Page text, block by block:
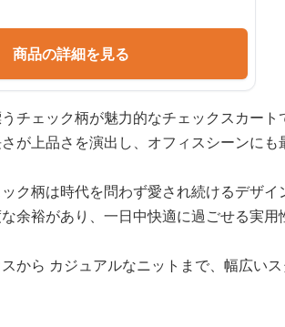
商品の詳細を見る
チェック柄が魅力的なチェックスカート
が上品さを演出し、オフィスシーンにも
ク柄は時代を問わず愛され続けるデザ
余裕があり、一日中快適に過ごせる実用
から カジュアルなニットまで、幅広い